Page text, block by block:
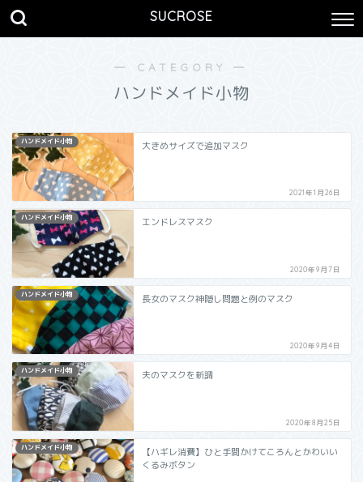
SUCROSE
― CATEGORY ―
ハンドメイド小物
ハンドメイド小物 大きめサイズで追加マスク
2021年1月26日
ハンドメイド小物 エンドレスマスク
2020年9月7日
ハンドメイド小物 長女のマスク神隠し問題と例のマスク
2020年9月4日
ハンドメイド小物 夫のマスクを新調
2020年8月25日
ハンドメイド小物
【ハギレ消費】ひと手間かけてころんとかわいい
くるみボタン